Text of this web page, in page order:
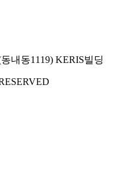
내동1119) KERIS빌딩